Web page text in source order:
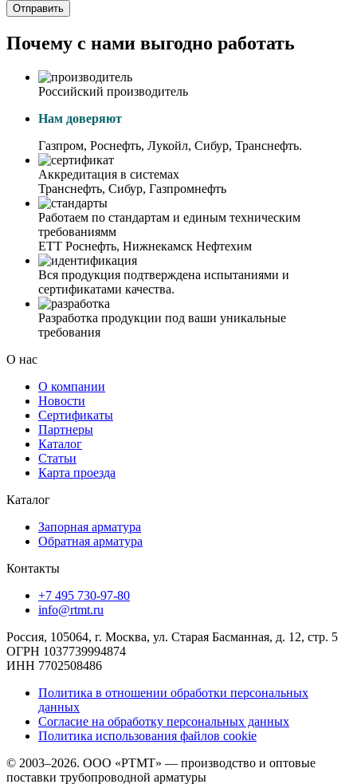
Отправить
Почему с нами выгодно работать
Российский производитель
Нам доверяют
Газпром, Роснефть, Лукойл, Сибур, Транснефть.
Аккредитация в системах
Транснефть, Сибур, Газпромнефть
Работаем по стандартам и единым техническим
требованиямм
ЕТТ Роснефть, Нижнекамск Нефтехим
Вся продукция подтверждена испытаниями и
сертификатами качества.
Разработка продукции под ваши уникальные
требования
О нас
О компании
Новости
Сертификаты
Партнеры
Каталог
Статьи
Карта проезда
Каталог
Запорная арматура
Обратная арматура
Контакты
+7 495 730-97-80
info@rtmt.ru
Россия, 105064, г. Москва, ул. Старая Басманная, д. 12, стр. 5
ОГРН 1037739994874
ИНН 7702508486
Политика в отношении обработки персональных
данных
Согласие на обработку персональных данных
Политика использования файлов cookie
© 2003–2026. ООО «РТМТ» — производство и оптовые
поставки трубопроводной арматуры